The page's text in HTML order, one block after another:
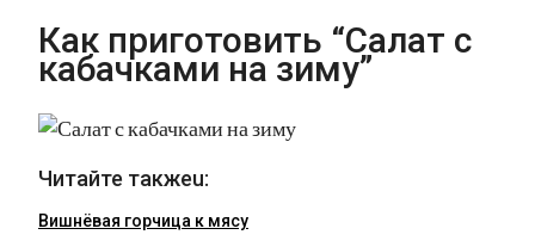
Как приготовить “Салат с
кабачками на зиму”
Читайте такжеu:
Вишнёвая горчица к мясу